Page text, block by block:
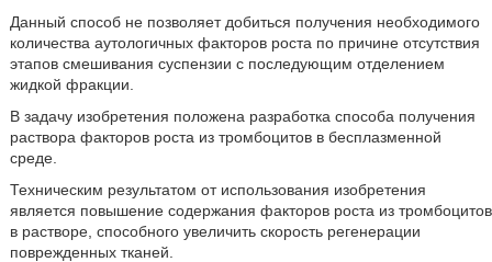
Данный способ не позволяет добиться получения необходимого
количества аутологичных факторов роста по причине отсутствия
этапов смешивания суспензии с последующим отделением
жидкой фракции.
В задачу изобретения положена разработка способа получения
раствора факторов роста из тромбоцитов в бесплазменной
среде.
Техническим результатом от использования изобретения
является повышение содержания факторов роста из тромбоцитов
в растворе, способного увеличить скорость регенерации
поврежденных тканей.